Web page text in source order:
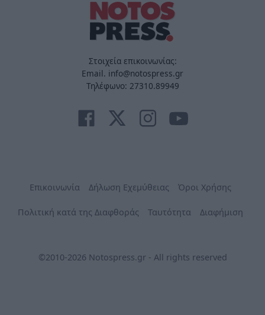
Στοιχεία επικοινωνίας:
Email. info@notospress.gr
Τηλέφωνο: 27310.89949
Επικοινωνία Δήλωση Εχεμύθειας Όροι Χρήσης
Πολιτική κατά της Διαφθοράς Ταυτότητα Διαφήμιση
©2010-2026 Notospress.gr - All rights reserved